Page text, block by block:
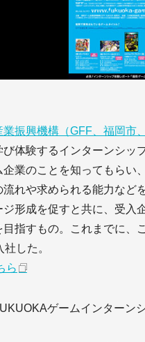
振興機構（GFF、福岡市
体験するインターンシッ
業のことを知ってもらい
流れや求められる能力など
ジ形成を促すと共に、受入
目指すもの。これまでに、
した。
ら
ゲームインターン